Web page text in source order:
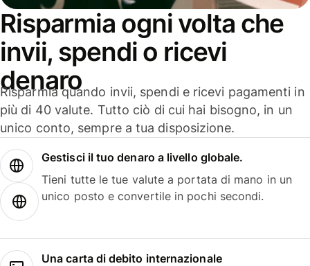
Risparmia ogni volta che
invii, spendi o ricevi
denaro
Risparmia quando invii, spendi e ricevi pagamenti in
più di 40 valute. Tutto ciò di cui hai bisogno, in un
unico conto, sempre a tua disposizione.
Gestisci il tuo denaro a livello globale.
Tieni tutte le tue valute a portata di mano in un
unico posto e convertile in pochi secondi.
Una carta di debito internazionale